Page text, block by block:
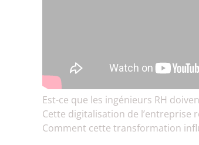
Est-ce que les ingénieurs RH
Cette digitalisation de l’entreprise
Comment cette transformation